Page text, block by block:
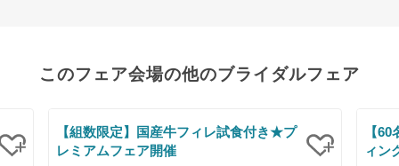
このフェア会場の他のブライダルフェア
【組数限定】国産牛フィレ試食付き★プ
レミアムフェア開催
【
ィン